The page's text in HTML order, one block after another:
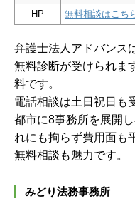
HP
無料相談はこち
弁護士法人アドバンス
無料診断が受けられま
料です。
電話相談は土日祝日も
都市に8事務所を展開
れにも拘らず費用面も
無料相談も魅力です。
みどり法務事務所